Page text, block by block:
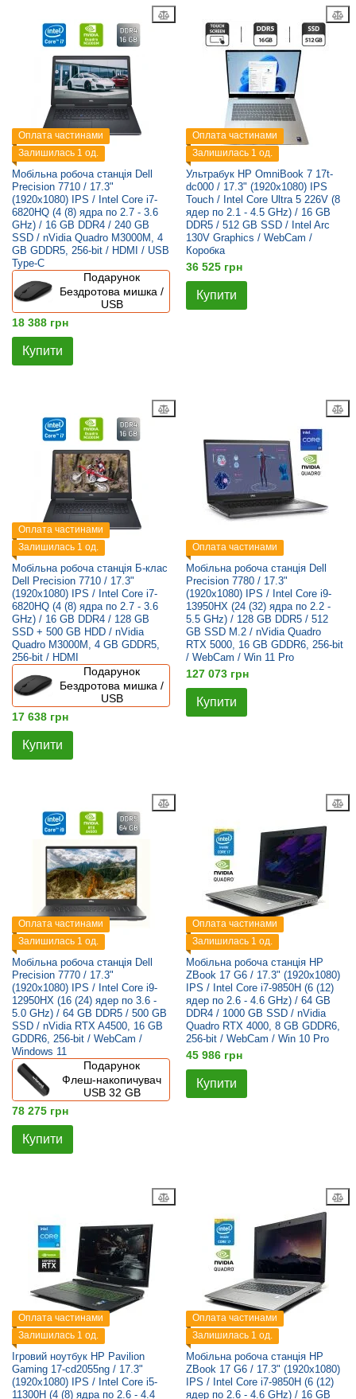
Оплата частинами
Залишилась 1 од.
Мобільна робоча станція Dell
Precision 7710 / 17.3"
(1920x1080) IPS / Intel Core i7-
6820HQ (4 (8) ядра по 2.7 - 3.6
GHz) / 16 GB DDR4 / 240 GB
SSD / nVidia Quadro M3000M, 4
GB GDDR5, 256-bit / HDMI / USB
Type-C
Подарунок
Бездротова мишка /
USB
18 388 грн
Купити
Оплата частинами
Залишилась 1 од.
Ультрабук HP OmniBook 7 17t-
dc000 / 17.3" (1920x1080) IPS
Touch / Intel Core Ultra 5 226V (8
ядер по 2.1 - 4.5 GHz) / 16 GB
DDR5 / 512 GB SSD / Intel Arc
130V Graphics / WebCam /
Коробка
36 525 грн
Купити
Оплата частинами
Залишилась 1 од.
Мобільна робоча станція Б-клас
Dell Precision 7710 / 17.3"
(1920x1080) IPS / Intel Core i7-
6820HQ (4 (8) ядра по 2.7 - 3.6
GHz) / 16 GB DDR4 / 128 GB
SSD + 500 GB HDD / nVidia
Quadro M3000M, 4 GB GDDR5,
256-bit / HDMI
Подарунок
Бездротова мишка /
USB
17 638 грн
Купити
Оплата частинами
Мобільна робоча станція Dell
Precision 7780 / 17.3"
(1920x1080) IPS / Intel Core i9-
13950HX (24 (32) ядра по 2.2 -
5.5 GHz) / 128 GB DDR5 / 512
GB SSD M.2 / nVidia Quadro
RTX 5000, 16 GB GDDR6, 256-bit
/ WebCam / Win 11 Pro
127 073 грн
Купити
Оплата частинами
Залишилась 1 од.
Мобільна робоча станція Dell
Precision 7770 / 17.3"
(1920x1080) IPS / Intel Core i9-
12950HX (16 (24) ядер по 3.6 -
5.0 GHz) / 64 GB DDR5 / 500 GB
SSD / nVidia RTX A4500, 16 GB
GDDR6, 256-bit / WebCam /
Windows 11
Подарунок
Флеш-накопичувач
USB 32 GB
78 275 грн
Купити
Оплата частинами
Залишилась 1 од.
Мобільна робоча станція HP
ZBook 17 G6 / 17.3" (1920x1080)
IPS / Intel Core i7-9850H (6 (12)
ядер по 2.6 - 4.6 GHz) / 64 GB
DDR4 / 1000 GB SSD / nVidia
Quadro RTX 4000, 8 GB GDDR6,
256-bit / WebCam / Win 10 Pro
45 986 грн
Купити
Оплата частинами
Залишилась 1 од.
Ігровий ноутбук HP Pavilion
Gaming 17-cd2055ng / 17.3"
(1920x1080) IPS / Intel Core i5-
11300H (4 (8) ядра по 2.6 - 4.4
Оплата частинами
Залишилась 1 од.
Мобільна робоча станція HP
ZBook 17 G6 / 17.3" (1920x1080)
IPS / Intel Core i7-9850H (6 (12)
ядер по 2.6 - 4.6 GHz) / 16 GB